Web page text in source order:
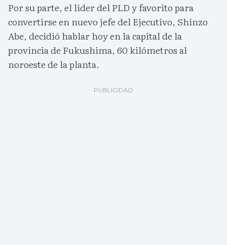
Por su parte, el líder del PLD y favorito para
convertirse en nuevo jefe del Ejecutivo, Shinzo
Abe, decidió hablar hoy en la capital de la
provincia de Fukushima, 60 kilómetros al
noroeste de la planta.